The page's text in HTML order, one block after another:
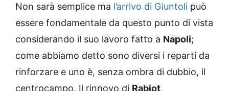
Non sarà semplice ma l’arrivo di Giuntoli può
essere fondamentale da questo punto di vista
considerando il suo lavoro fatto a Napoli;
come abbiamo detto sono diversi i reparti da
rinforzare e uno è, senza ombra di dubbio, il
centrocampo. Il rinnovo di Rabiot,